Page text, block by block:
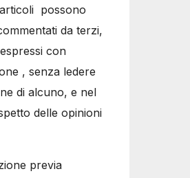
possono
da terzi,
con
, senza ledere
di alcuno, e nel
delle opinioni
previa